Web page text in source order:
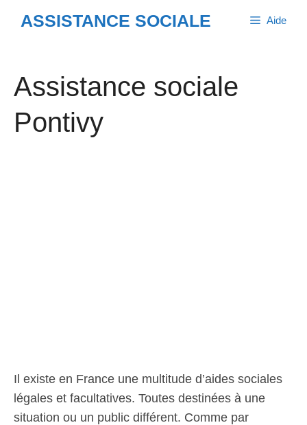
ASSISTANCE SOCIALE Aide
Assistance sociale
Pontivy
Il existe en France une multitude d’aides sociales
légales et facultatives. Toutes destinées à une
situation ou un public différent. Comme par